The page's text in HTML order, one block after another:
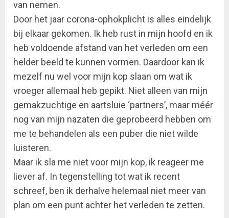
van nemen.
Door het jaar corona-ophokplicht is alles eindelijk
bij elkaar gekomen. Ik heb rust in mijn hoofd en ik
heb voldoende afstand van het verleden om een
helder beeld te kunnen vormen. Daardoor kan ik
mezelf nu wel voor mijn kop slaan om wat ik
vroeger allemaal heb gepikt. Niet alleen van mijn
gemakzuchtige en aartsluie ‘partners’, maar méér
nog van mijn nazaten die geprobeerd hebben om
me te behandelen als een puber die niet wilde
luisteren.
Maar ik sla me niet voor mijn kop, ik reageer me
liever af. In tegenstelling tot wat ik recent
schreef, ben ik derhalve helemaal niet meer van
plan om een punt achter het verleden te zetten.